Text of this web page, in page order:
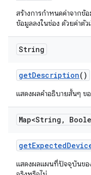
สร้างการกำหนดค่าจากข้
ข้อมูลลงในช่อง ด้วยค่าตัว
String
getDescription()
แสดงผลคำอธิบายสั้นๆ ข
Map<String ,
getExpected
แสดงผลแผนที่ปัจจุบันข